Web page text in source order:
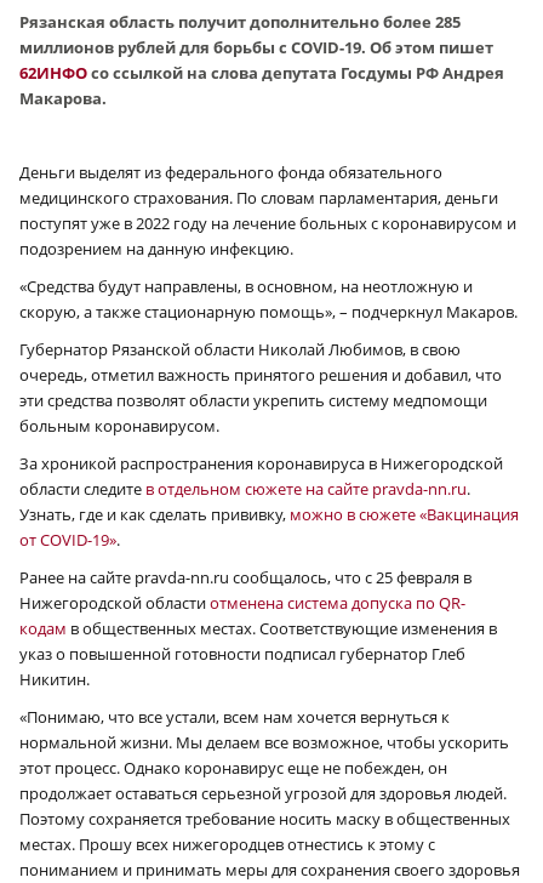
Рязанская область получит дополнительно более 285
миллионов рублей для борьбы с COVID-19. Об этом пишет
62ИНФОсо ссылкой на слова депутата Госдумы РФ Андрея
Макарова.
Деньги выделят из федерального фонда обязательного
медицинского страхования. По словам парламентария, деньги
поступят уже в 2022 году на лечение больных с коронавирусом и
подозрением на данную инфекцию.
«Средства будут направлены, в основном, на неотложную и
скорую, а также стационарную помощь», – подчеркнул Макаров.
Губернатор Рязанской области Николай Любимов, в свою
очередь, отметил важность принятого решения и добавил, что
эти средства позволят области укрепить систему медпомощи
больным коронавирусом.
За хроникой распространения коронавируса в Нижегородской
области следите в отдельном сюжете на сайте pravda-nn.ru.
Узнать, где и как сделать прививку, можно в сюжете «Вакцинация
от COVID-19».
Ранее на сайте pravda-nn.ru сообщалось, что с 25 февраля в
Нижегородской областиотменена система допуска по QR-
кодам в общественных местах. Соответствующие изменения в
указ о повышенной готовности подписал губернатор Глеб
Никитин.
«Понимаю, что все устали, всем нам хочется вернуться к
нормальной жизни. Мы делаем все возможное, чтобы ускорить
этот процесс. Однако коронавирус еще не побежден, он
продолжает оставаться серьезной угрозой для здоровья людей.
Поэтому сохраняется требование носить маску в общественных
местах. Прошу всех нижегородцев отнестись к этому с
пониманием и принимать меры для сохранения своего здоровья